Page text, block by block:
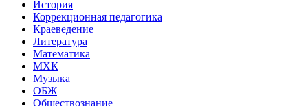
История
Коррекционная педагогика
Краеведение
Литература
Математика
МХК
Музыка
ОБЖ
Обществознание